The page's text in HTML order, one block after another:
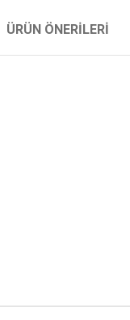
ÜRÜN ÖNERILERI